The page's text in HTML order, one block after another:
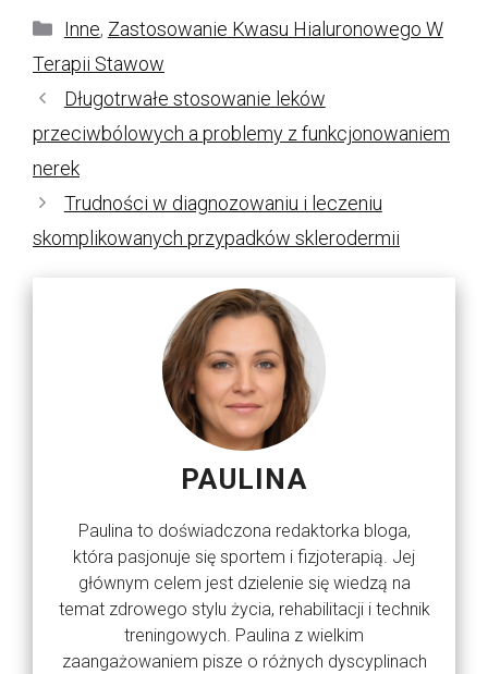
Kategorie
Inne, Zastosowanie Kwasu Hialuronowego W
Terapii Stawow
Długotrwałe stosowanie leków
przeciwbólowych a problemy z funkcjonowaniem
nerek
Trudności w diagnozowaniu i leczeniu
skomplikowanych przypadków sklerodermii
PAULINA
Paulina to doświadczona redaktorka bloga,
która pasjonuje się sportem i fizjoterapią. Jej
głównym celem jest dzielenie się wiedzą na
temat zdrowego stylu życia, rehabilitacji i technik
treningowych. Paulina z wielkim
zaangażowaniem pisze o różnych dyscyplinach